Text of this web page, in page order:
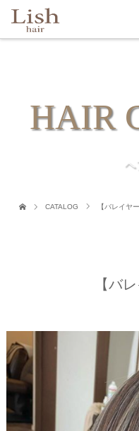
HAIR
ヘ
CATALOG 【バレイヤ
【バ